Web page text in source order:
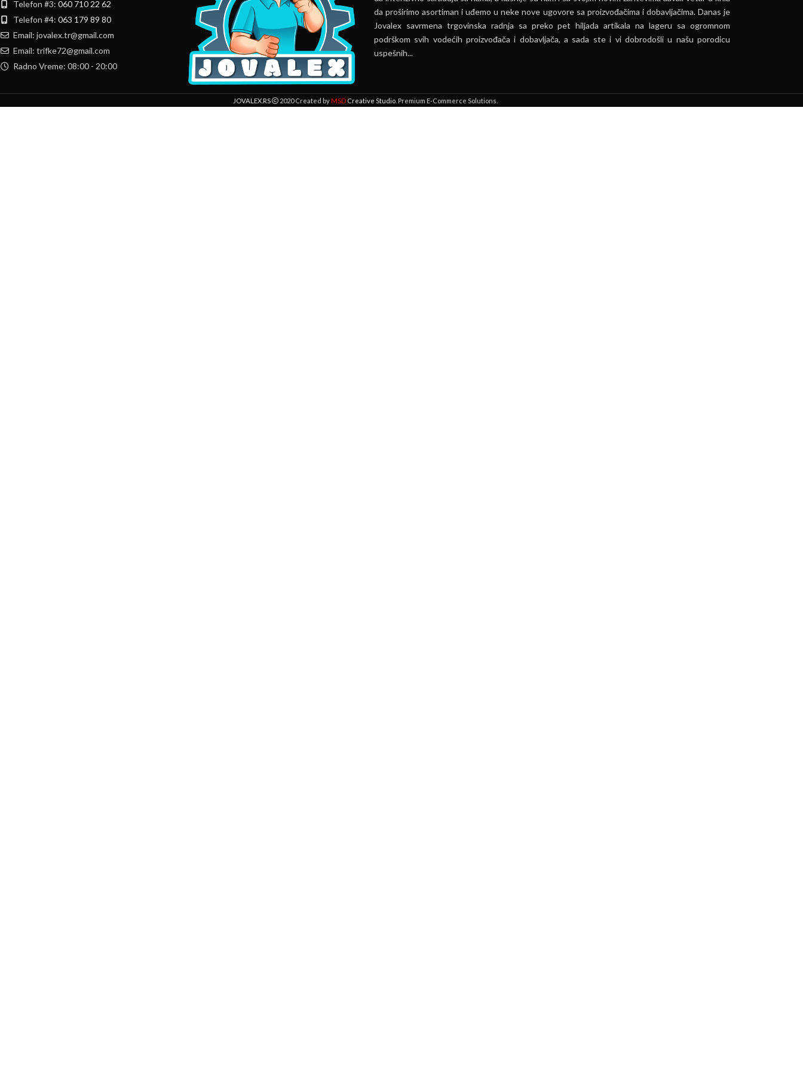
Telefon #3: 060 710 22 62
Telefon #4: 063 179 89 80
Email: jovalex.tr@gmail.com
Email: trifke72@gmail.com
Radno Vreme: 08:00 - 20:00
da proširimo asortiman i uđemo u neke nove ugovore sa proizvođačima i dobavljačima. Danas je
Jovalex savrmena trgovinska radnja sa preko pet hiljada artikala na lageru sa ogromnom
podrškom svih vodećih proizvođača i dobavljača, a sada ste i vi dobrodošli u našu porodicu
uspešnih...
JOVALEX.RS 2020 Created byMSDCreative Studio. Premium E-Commerce Solutions.